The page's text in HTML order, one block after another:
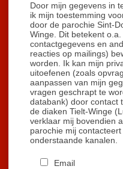
Door mijn gegevens in
ik mijn toestemming
door de parochie Sint-
Winge. Dit betekent o.a.
contactgegevens en
reacties op mailings)
worden. Ik kan mijn
uitoefenen (zoals
aanpassen van mijn
vragen geschrapt te
databank) door contact
de diaken Tielt-Winge
verklaar mij bovendien
parochie mij contacteert
onderstaande kanalen.
Email